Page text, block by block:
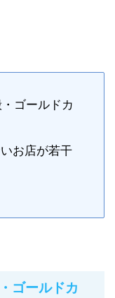
ゴールドカ
お店が若干
ゴールドカ